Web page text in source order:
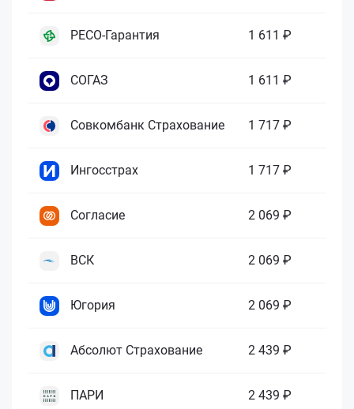
РЕСО-Гарантия 1 611 ₽
СОГАЗ 1 611 ₽
Совкомбанк Страхование 1 717 ₽
Ингосстрах 1 717 ₽
Согласие 2 069 ₽
ВСК 2 069 ₽
Югория 2 069 ₽
Абсолют Страхование 2 439 ₽
ПАРИ 2 439 ₽